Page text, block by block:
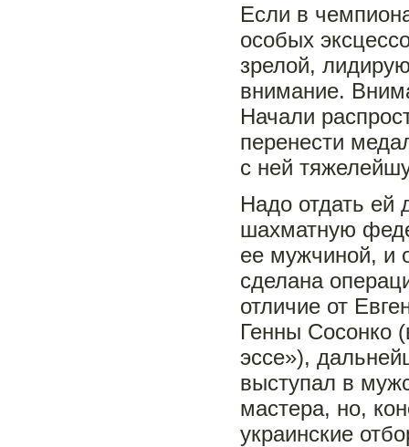
Если в
особых
зрелой,
внимание.
Начали
перенести
с ней
Надо отдать ей
шахматную
ее мужчиной, и
сделана
отличие от
Генны Сосонко
эссе»),
выступал в
мастера, но,
украинские